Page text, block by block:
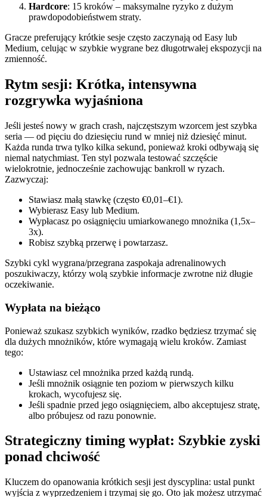
Hardcore: 15 kroków – maksymalne ryzyko z dużym
prawdopodobieństwem straty.
Gracze preferujący krótkie sesje często zaczynają od Easy lub
Medium, celując w szybkie wygrane bez długotrwałej ekspozycji na
zmienność.
Rytm sesji: Krótka, intensywna
rozgrywka wyjaśniona
Jeśli jesteś nowy w grach crash, najczęstszym wzorcem jest szybka
seria — od pięciu do dziesięciu rund w mniej niż dziesięć minut.
Każda runda trwa tylko kilka sekund, ponieważ kroki odbywają się
niemal natychmiast. Ten styl pozwala testować szczęście
wielokrotnie, jednocześnie zachowując bankroll w ryzach.
Zazwyczaj:
Stawiasz małą stawkę (często €0,01–€1).
Wybierasz Easy lub Medium.
Wypłacasz po osiągnięciu umiarkowanego mnożnika (1,5x–
3x).
Robisz szybką przerwę i powtarzasz.
Szybki cykl wygrana/przegrana zaspokaja adrenalinowych
poszukiwaczy, którzy wolą szybkie informacje zwrotne niż długie
oczekiwanie.
Wypłata na bieżąco
Ponieważ szukasz szybkich wyników, rzadko będziesz trzymać się
dla dużych mnożników, które wymagają wielu kroków. Zamiast
tego:
Ustawiasz cel mnożnika przed każdą rundą.
Jeśli mnożnik osiągnie ten poziom w pierwszych kilku
krokach, wycofujesz się.
Jeśli spadnie przed jego osiągnięciem, albo akceptujesz stratę,
albo próbujesz od razu ponownie.
Strategiczny timing wypłat: Szybkie zyski
ponad chciwość
Kluczem do opanowania krótkich sesji jest dyscyplina: ustal punkt
wyjścia z wyprzedzeniem i trzymaj się go. Oto jak możesz utrzymać